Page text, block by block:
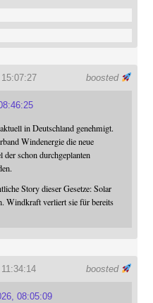
boosted
in Deutschland genehmigt.
Windenergie die neue
schon durchgeplanten
Story dieser Gesetze: Solar
Windkraft verliert sie für bereits
boosted
08:05:09